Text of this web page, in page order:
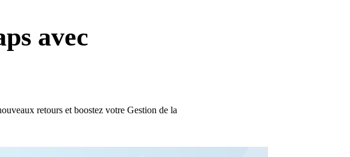
avec
retours et boostez votre Gestion de la